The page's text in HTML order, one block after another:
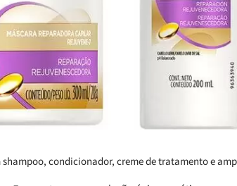
condicionador, creme de tratamento e